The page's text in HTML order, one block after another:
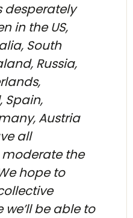
desperately
in the US,
South
Russia,
Spain,
Austria
all
the
hope to
we’ll be able to